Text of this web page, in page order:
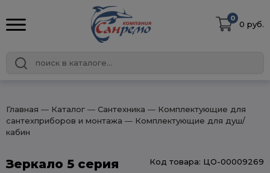
0
0 руб.
Главная ― Каталог ― Сантехника ― Комплектующие для
сантехприборов и монтажа ― Комплектующие для душ/
кабин
Зеркало 5 серия Код товара: ЦО-00009269